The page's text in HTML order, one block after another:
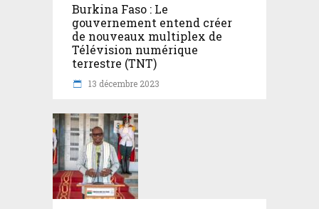
Burkina Faso : Le
gouvernement entend créer
de nouveaux multiplex de
Télévision numérique
terrestre (TNT)
13 décembre 2023